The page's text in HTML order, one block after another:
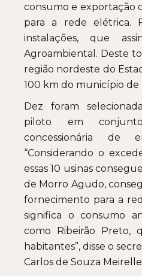
consumo e exportação
para a rede elétrica.
instalações, que
Agroambiental. Deste
região nordeste do
100 km do município de
Dez foram
piloto em
concessionária de
“Considerando o
essas 10 usinas
de Morro Agudo,
fornecimento para a
significa o consumo
como Ribeirão Preto,
habitantes”, disse o
Carlos de Souza